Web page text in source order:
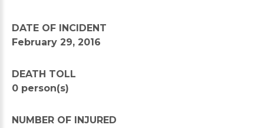
DATE OF INCIDENT
February 29, 2016
DEATH TOLL
0 person(s)
NUMBER OF INJURED